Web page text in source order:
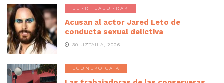
BERRI LABURRAK
Acusan al actor Jared Leto de
conducta sexual delictiva
30 UZTAILA, 2026
EGUNEKO GAIA